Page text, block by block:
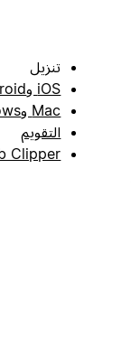
تنزيل
iOS وAndroid
Mac وWindows
التقويم
Clipper